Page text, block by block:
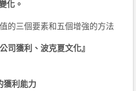
化。
的三個要素和五個增強的方法
司獲利、波克夏文化』
獲利能力